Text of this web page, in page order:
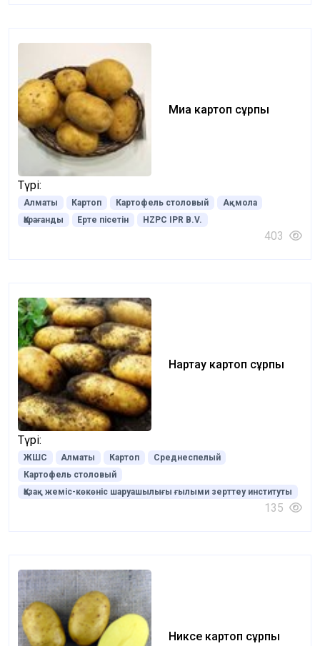
Миа картоп сұрпы
Түрі:
Алматы Картоп Картофель столовый
Ақмола
Қарағанды
Ерте пісетін HZPC IPR B.V.
403
Нартау картоп сұрпы
Түрі:
ЖШС Алматы Картоп
Среднеспелый
Картофель столовый
Қазақ жеміс-көкөніс шаруашылығы ғылыми зерттеу институты
135
Никсе картоп сұрпы